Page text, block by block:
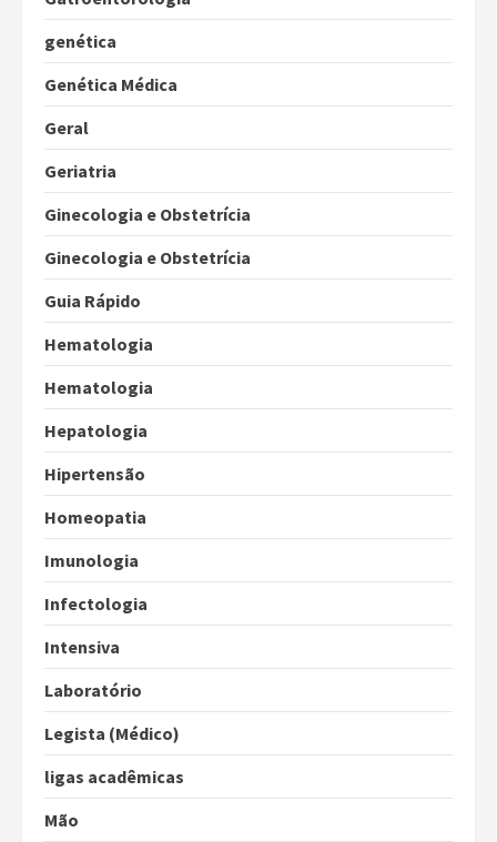
genética
Genética Médica
Geral
Geriatria
Ginecologia e Obstetrícia
Ginecologia e Obstetrícia
Guia Rápido
Hematologia
Hematologia
Hepatologia
Hipertensão
Homeopatia
Imunologia
Infectologia
Intensiva
Laboratório
Legista (Médico)
ligas acadêmicas
Mão